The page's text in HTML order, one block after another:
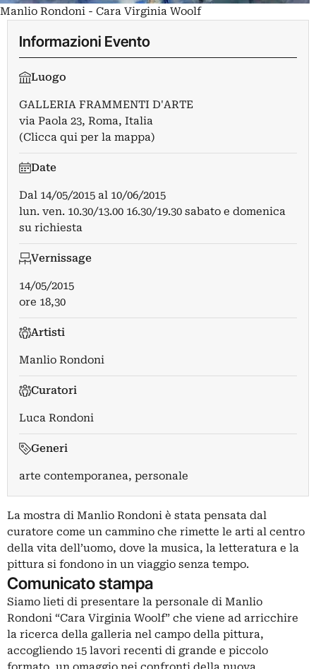
Manlio Rondoni - Cara Virginia Woolf
Informazioni Evento
Luogo
GALLERIA FRAMMENTI D'ARTE
via Paola 23, Roma, Italia
(Clicca qui per la mappa)
Date
Dal 14/05/2015 al 10/06/2015
lun. ven. 10.30/13.00 16.30/19.30 sabato e domenica
su richiesta
Vernissage
14/05/2015
ore 18,30
Artisti
Manlio Rondoni
Curatori
Luca Rondoni
Generi
arte contemporanea, personale
La mostra di Manlio Rondoni è stata pensata dal
curatore come un cammino che rimette le arti al centro
della vita dell’uomo, dove la musica, la letteratura e la
pittura si fondono in un viaggio senza tempo.
Comunicato stampa
Siamo lieti di presentare la personale di Manlio
Rondoni “Cara Virginia Woolf” che viene ad arricchire
la ricerca della galleria nel campo della pittura,
accogliendo 15 lavori recenti di grande e piccolo